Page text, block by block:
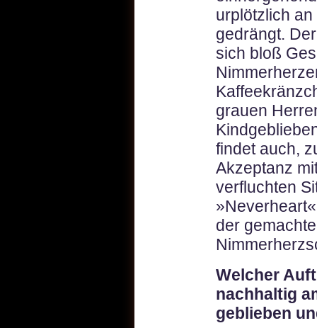
urplötzlich
gedrängt.
sich bloß
grauen
findet auch,
Akzeptanz
verfluchten
der
Welcher
nachhaltig
geblieben